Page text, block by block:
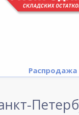
Распродажа